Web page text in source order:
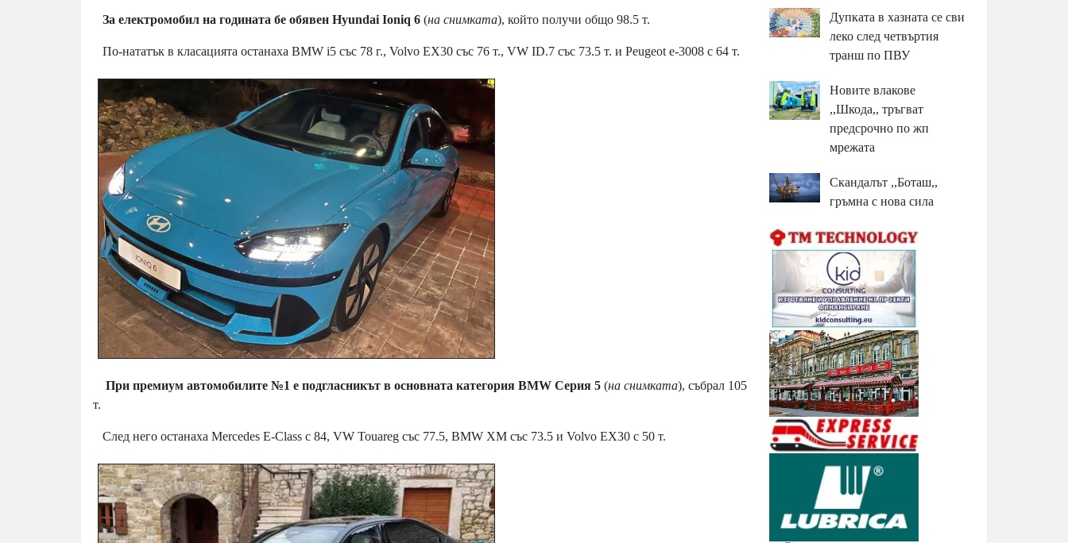
За електромобил на годината бе обявен Hyundai Ioniq 6 (на снимката), който получи общо 98.5 т.
По-нататък в класацията останаха BMW i5 със 78 г., Volvo EX30 със 76 т., VW ID.7 със 73.5 т. и Peugeot e-3008 с 64 т.
При премиум автомобилите №1 е подгласникът в основната категория BMW Серия 5 (на снимката), събрал 105
т.
След него останаха Mercedes E-Class с 84, VW Touareg със 77.5, BMW XM със 73.5 и Volvo EX30 с 50 т.
Дупката в хазната се сви
леко след четвъртия
транш по ПВУ
Новите влакове
,,Шкода,, тръгват
предсрочно по жп
мрежата
Скандалът ,,Боташ,,
гръмна с нова сила